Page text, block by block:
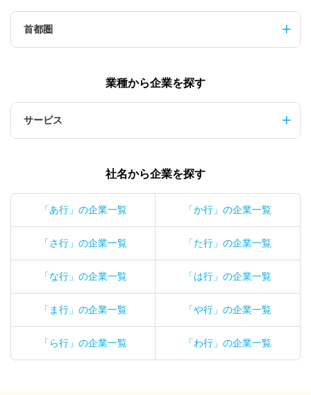
首都圏
業種から企業を探す
サービス
社名から企業を探す
「あ行」の企業一覧 「か行」の企業一覧
「さ行」の企業一覧 「た行」の企業一覧
「な行」の企業一覧 「は行」の企業一覧
「ま行」の企業一覧 「や行」の企業一覧
「ら行」の企業一覧 「わ行」の企業一覧